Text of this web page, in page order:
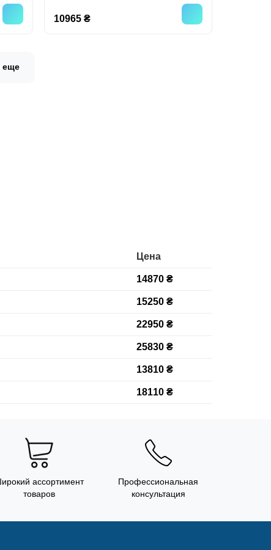
10965 ₴
еще
Цена
14870 ₴
15250 ₴
22950 ₴
25830 ₴
13810 ₴
18110 ₴
ассортимент
товаров
Профессиональная
консультация